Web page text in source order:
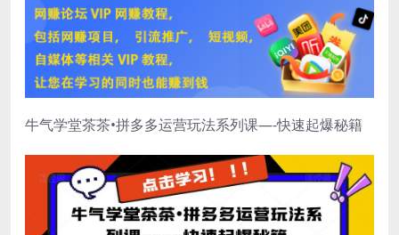
牛气学堂茶茶•拼多多运营玩法系列课—-快速起爆秘籍